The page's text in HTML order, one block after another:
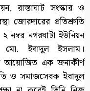
রাস্তাঘাট সংস্কার ও
জোরদারের প্রতিশ্রুতি
নম্বর নগরঘাটা ইউনিয়ন
মো. ইবাদুল ইসলাম।
আয়োজিত এক জনাকীর্ণ
ও সমাজসেবক ইবাদুল